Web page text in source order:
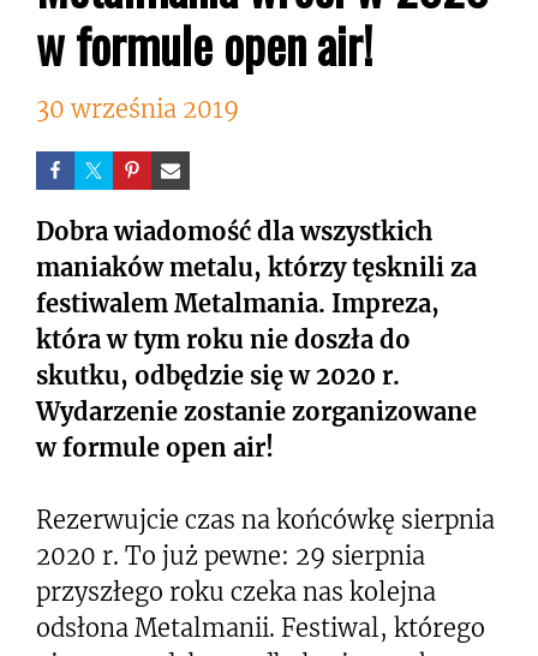
w formule open air!
30 września 2019
Dobra wiadomość dla wszystkich
maniaków metalu, którzy tęsknili za
festiwalem Metalmania. Impreza,
która w tym roku nie doszła do
skutku, odbędzie się w 2020 r.
Wydarzenie zostanie zorganizowane
w formule open air!
Rezerwujcie czas na końcówkę sierpnia
2020 r. To już pewne: 29 sierpnia
przyszłego roku czeka nas kolejna
odsłona Metalmanii. Festiwal, którego